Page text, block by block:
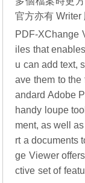
官方亦有 Writer
PDF-XChange
iles that
u can add text,
ave them to
andard Adobe
handy loupe
ment, as well
rt a documents
ge Viewer
ctive set of